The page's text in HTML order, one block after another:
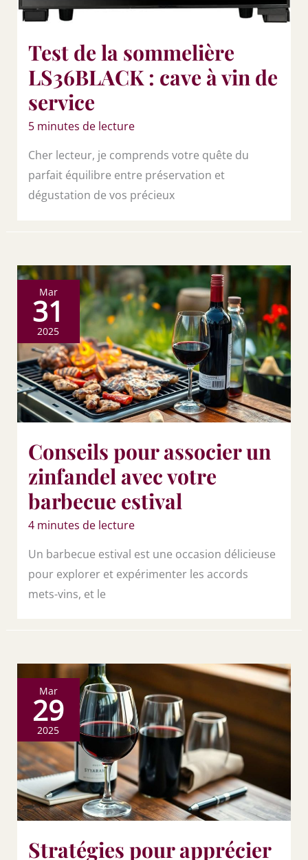
Test de la sommelière
LS36BLACK : cave à vin de
service
5 minutes de lecture
Cher lecteur, je comprends votre quête du
parfait équilibre entre préservation et
dégustation de vos précieux
Mar
31
2025
Conseils pour associer un
zinfandel avec votre
barbecue estival
4 minutes de lecture
Un barbecue estival est une occasion délicieuse
pour explorer et expérimenter les accords
mets-vins, et le
Mar
29
2025
Stratégies pour apprécier